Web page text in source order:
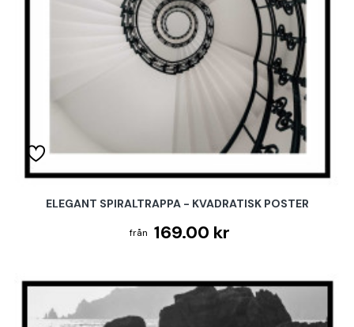
ELEGANT SPIRALTRAPPA - KVADRATISK POSTER
169.00 kr